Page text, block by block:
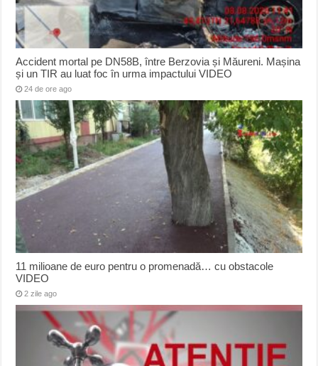
Accident mortal pe DN58B, între Berzovia și Măureni. Mașina
și un TIR au luat foc în urma impactului VIDEO
24 de ore ago
11 milioane de euro pentru o promenadă… cu obstacole
VIDEO
2 zile ago